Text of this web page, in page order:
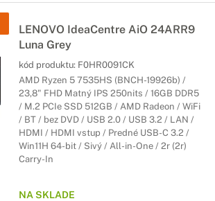
LENOVO IdeaCentre AiO 24ARR9
Luna Grey
kód produktu: F0HR0091CK
AMD Ryzen 5 7535HS (BNCH-19926b) /
23,8" FHD Matný IPS 250nits / 16GB DDR5
/ M.2 PCIe SSD 512GB / AMD Radeon / WiFi
/ BT / bez DVD / USB 2.0 / USB 3.2 / LAN /
HDMI / HDMI vstup / Predné USB-C 3.2 /
Win11H 64-bit / Sivý / All-in-One / 2r (2r)
Carry-In
NA SKLADE